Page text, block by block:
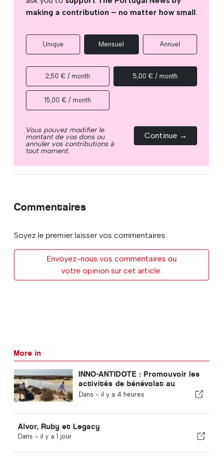
making a contribution – no matter how small.
Unique Mensuel Annuel
2,50 € / month 5,00 € / month
15,00 € / month
Vous pouvez modifier le
montant de vos dons ou
annuler vos contributions à
tout moment.
Continue →
Commentaires
Soyez le premier laisser vos commentaires
Envoyez-nous vos commentaires ou
votre opinion sur cet article.
More in
INNO-ANTIDOTE : Promouvoir les
activités de bénévolat au
Portugal
Dans - il y a 4 heures
Alvor, Ruby et Legacy
Dans - il y a 1 jour